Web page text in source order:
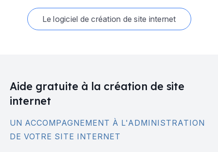
Le logiciel de création de site internet
Aide gratuite à la création de site
internet
UN ACCOMPAGNEMENT À L'ADMINISTRATION
DE VOTRE SITE INTERNET